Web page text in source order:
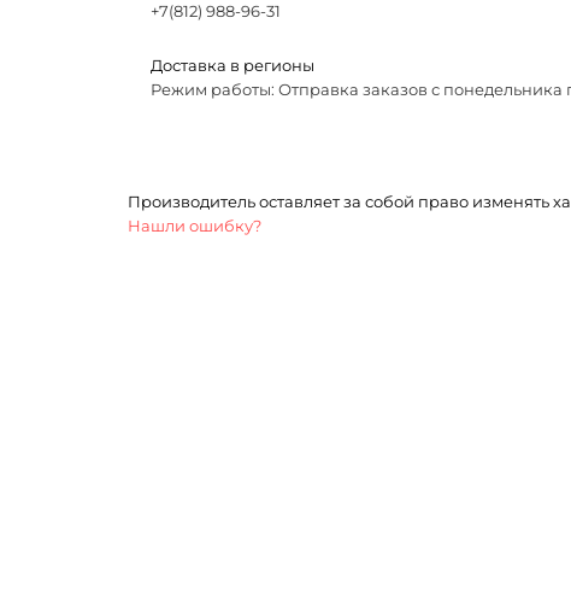
+7(812) 988-96-31
Доставка в регионы
Режим работы: Отправка заказов с понедельника
Производитель оставляет за собой право изменять
Нашли ошибку?